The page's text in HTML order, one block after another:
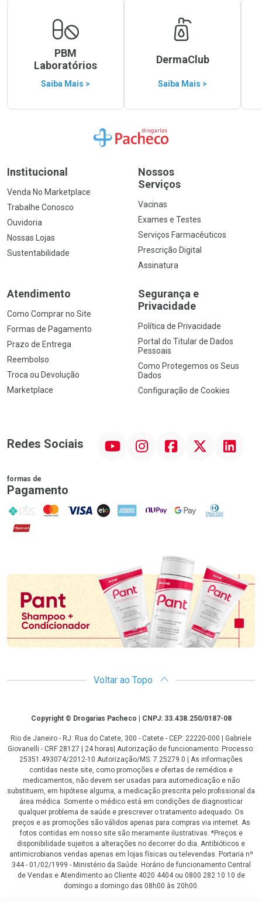
PBM
Laboratórios
Saiba Mais >
DermaClub
Saiba Mais >
Ir para a Home
Institucional
Venda No Marketplace
Trabalhe Conosco
Ouvidoria
Nossas Lojas
Sustentabilidade
Nossos
Serviços
Vacinas
Exames e Testes
Serviços Farmacêuticos
Prescrição Digital
Assinatura
Atendimento
Como Comprar no Site
Formas de Pagamento
Prazo de Entrega
Reembolso
Troca ou Devolução
Marketplace
Segurança e
Privacidade
Política de Privacidade
Portal do Titular de Dados
Pessoais
Como Protegemos os Seus
Dados
Configuração de Cookies
Redes Sociais InstagramFacebook Linkedin
formas de
Pagamento
PIX MasterCard
VISA ELO AMEX NuPay Google PayDiners Club
Hipercard
Promoção em Destaque
Voltar ao Topo
CopyrightCopyright © Drogarias Pacheco | CNPJ: 33.438.250/0187-08
Rio de Janeiro - RJ: Rua do Catete, 300 - Catete - CEP: 22220-000 | Gabriele
Giovanelli - CRF 28127 | 24 horas| Autorização de funcionamento: Processo:
25351.493074/2012-10 Autorização/MS: 7.25279.0 | As informações
contidas neste site, como promoções e ofertas de remédios e
medicamentos, não devem ser usadas para automedicação e não
substituem, em hipótese alguma, a medicação prescrita pelo profissional da
área médica. Somente o médico está em condições de diagnosticar
qualquer problema de saúde e prescrever o tratamento adequado. Os
preços e as promoções são válidos apenas para compras via internet. As
fotos contidas em nosso site são meramente ilustrativas. *Preços e
disponibilidade sujeitos a alterações no decorrer do dia. Antibióticos e
antimicrobianos vendas apenas em lojas físicas ou televendas. Portaria nº
344 - 01/02/1999 - Ministério da Saúde. Horário de funcionamento Central
de Vendas e Atendimento ao Cliente 4020 4404 ou 0800 282 10 10 de
domingo a domingo das 08h00 às 20h00.